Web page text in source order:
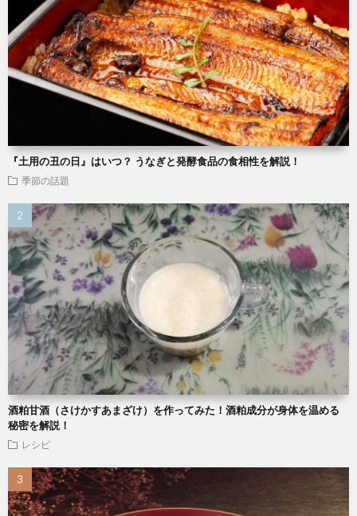
『土用の丑の日』はいつ？ うなぎと発酵食品の食相性を解説！
季節の話題
酒粕甘酒（さけかすあまざけ）を作ってみた！酒粕成分が身体を温める
秘密を解説！
レシピ